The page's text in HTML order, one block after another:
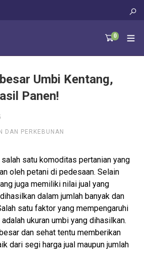
0
Umbi Kentang,
Panen!
DAN PERKEBUNAN
satu komoditas pertanian yang
oleh petani di pedesaan. Selain
juga memiliki nilai jual yang
dalam jumlah banyak dan
satu faktor yang mempengaruhi
ukuran umbi yang dihasilkan.
dan sehat tentu memberikan
dari segi harga jual maupun jumlah